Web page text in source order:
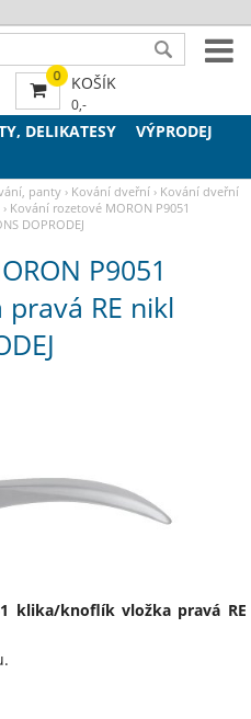
DELIKATESY
VÝPRODEJ
panty › Kování dveřní › Kování dveřní
› Kování rozetové MORON P9051
DOPRODEJ
P9051
RE nikl
klika/knoflík vložka pravá RE
0 KOŠÍK
0,-